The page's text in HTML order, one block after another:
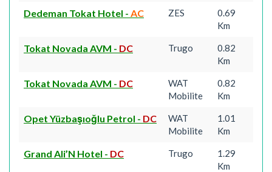
Dedeman Tokat Hotel - AC ZES
0.69
Km
Tokat Novada AVM - DC Trugo
0.82
Km
Tokat Novada AVM - DC
WAT
Mobilite
0.82
Km
Opet Yüzbaşıoğlu Petrol - DC
WAT
Mobilite
1.01
Km
Grand Ali’N Hotel - DC Trugo
1.29
Km